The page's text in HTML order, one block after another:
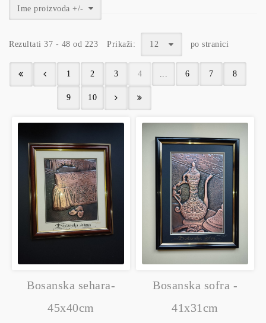
Ime proizvoda +/-
Rezultati 37 - 48 od 223 Prikaži: 12 po stranici
1 2 3 4 ... 6 7 8
9 10
Bosanska sehara-
45x40cm
Bosanska sofra -
41x31cm